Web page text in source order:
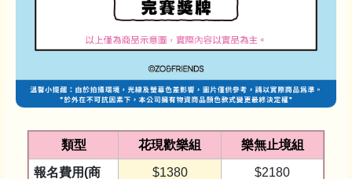
類型 花現歡樂組 樂無止境組
報名費用(商
$1380 $2180